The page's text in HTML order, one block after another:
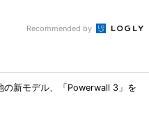
Recommended by
の新モデル、「Powerwall 3」を